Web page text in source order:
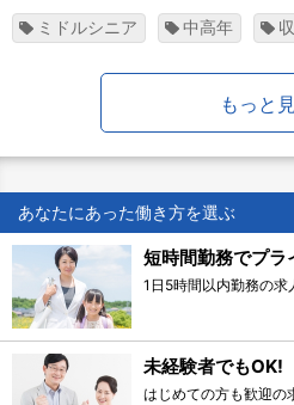
ミドルシニア 中高年
もっと
あなたにあった働き方を選ぶ
短時間勤務でプラ
1日5時間以内勤務の求
未経験者でもOK!
はじめての方も歓迎の